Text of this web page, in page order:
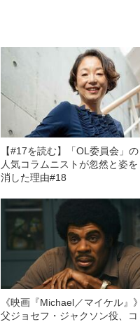
【#17を読む】「OL委員会」の
人気コラムニストが忽然と姿を
消した理由#18
《映画『Michael／マイケル』》
父ジョセフ・ジャクソン役、コ